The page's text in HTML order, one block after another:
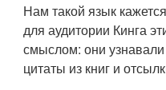
Нам такой язык
для аудитории Кинга
смыслом: они
цитаты из книг и